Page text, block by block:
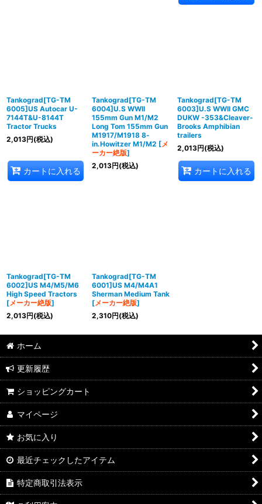
Tankograd[TG-TM
6005]US Autocar U-
7144T&U-8144T
Tractor Trucks
2,013円(税込)
カートに入れる
Tankograd[TG-TM
6004]U.S WWII
155mm Gun M1/M2
Long Tom 155mm Gun
M1917/M1918 8-
in.Howitzer M1/M2 [メ
ーカー絶版]
2,013円(税込)
Tankograd[TG-TM
6003]U.S WWII GMC
DUKW -353&Cleaver-
Brooks Amphibian
trailers
2,013円(税込)
カートに入れる
Tankograd[TG-TM
6002]US M4/M5/M6
High Speed Tractors
[メーカー絶版]
2,013円(税込)
Tankograd[TG-TM
6001]US M4/M4A1
Sherman Medium Tank
[メーカー絶版]
2,310円(税込)
ホーム
更新履歴
ショッピングカート
マイページ
お気に入り
最近チェックしたアイテム
特定商取引法表示